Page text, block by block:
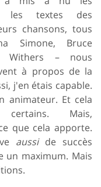
les textes des
chansons, tous
Simone, Bruce
Withers – nous
à propos de la
j'en étais capable.
animateur. Et cela
Mais,
que cela apporte.
ausside succès
un maximum. Mais